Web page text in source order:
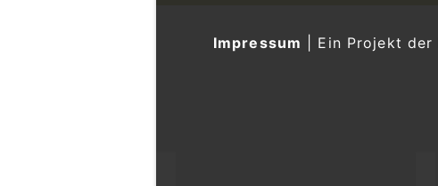
Impressum Ein Projekt der